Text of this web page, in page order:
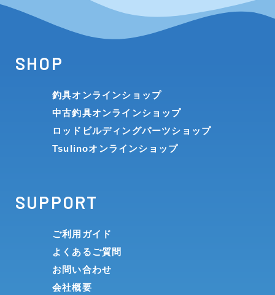
SHOP
釣具オンラインショップ
中古釣具オンラインショップ
ロッドビルディングパーツショップ
Tsulinoオンラインショップ
SUPPORT
ご利用ガイド
よくあるご質問
お問い合わせ
会社概要